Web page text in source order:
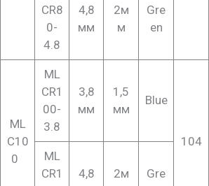
CR8
0-
4.8
4,8
мм
2м
м
Gre
en
ML
C10
0
ML
CR1
00-
3.8
3,8
мм
1,5
мм
Blue
104
ML
CR1
4,8
2м
Gre